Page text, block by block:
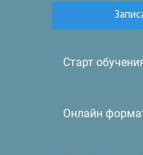
Старт
Онлайн